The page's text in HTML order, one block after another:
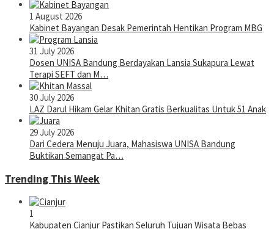
1 August 2026
Kabinet Bayangan Desak Pemerintah Hentikan Program MBG
31 July 2026
Dosen UNISA Bandung Berdayakan Lansia Sukapura Lewat
Terapi SEFT dan M…
30 July 2026
LAZ Darul Hikam Gelar Khitan Gratis Berkualitas Untuk 51 Anak
29 July 2026
Dari Cedera Menuju Juara, Mahasiswa UNISA Bandung
Buktikan Semangat Pa…
Trending This Week
1
Kabupaten Cianjur Pastikan Seluruh Tujuan Wisata Bebas